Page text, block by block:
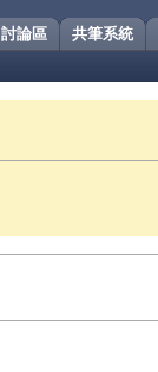
共筆系統
討論區